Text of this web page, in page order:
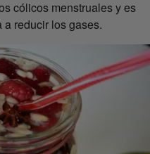
cólicos menstruales y es
reducir los gases.